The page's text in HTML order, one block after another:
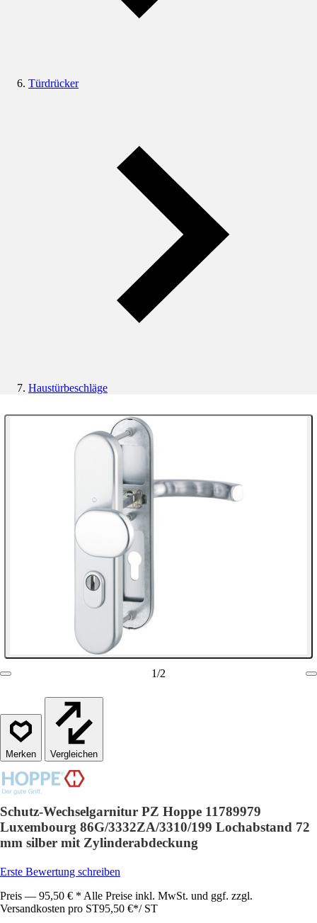
Türdrücker
Haustürbeschläge
1/2
Vergleichen
Schutz-Wechselgarnitur PZ Hoppe 11789979
Luxembourg 86G/3332ZA/3310/199 Lochabstand 72
mm silber mit Zylinderabdeckung
Erste Bewertung schreiben
Preis — 95,50 € * Alle Preise inkl. MwSt. und ggf. zzgl.
Versandkosten pro ST95,50 €*/ ST